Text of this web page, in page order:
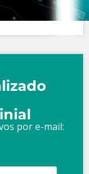
por e-mail: